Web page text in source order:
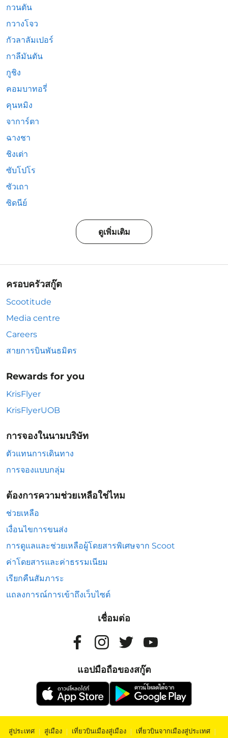
กวนตัน
กวางโจว
กัวลาลัมเปอร์
กาลีมันตัน
กูชิง
คอมบาทอรี่
คุนหมิง
จาการ์ตา
ฉางชา
ชิงเต่า
ซับโปโร
ซัวเถา
ซิดนีย์
ดูเพิ่มเติม
ครอบครัวสกู๊ต
Scootitude
Media centre
Careers
สายการบินพันธมิตร
Rewards for you
KrisFlyer
KrisFlyerUOB
การจองในนามบริษัท
ตัวแทนการเดินทาง
การจองแบบกลุ่ม
ต้องการความช่วยเหลือใช่ไหม
ช่วยเหลือ
เงื่อนไขการขนส่ง
การดูแลและช่วยเหลือผู้โดยสารพิเศษจาก Scoot
ค่าโดยสารและค่าธรรมเนียม
เรียกคืนสัมภาระ
แถลงการณ์การเข้าถึงเว็บไซต์
เชื่อมต่อ
แอปมือถือของสกู๊ต
สู่ประเทศ | สู่เมือง | เที่ยวบินเมืองสู่เมือง | เที่ยวบินจากเมืองสู่ประเทศ |